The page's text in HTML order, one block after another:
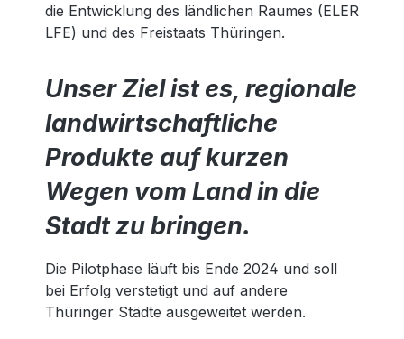
die Entwicklung des ländlichen Raumes (ELER
LFE) und des Freistaats Thüringen.
Unser Ziel ist es, regionale
landwirtschaftliche
Produkte auf kurzen
Wegen vom Land in die
Stadt zu bringen.
Die Pilotphase läuft bis Ende 2024 und soll
bei Erfolg verstetigt und auf andere
Thüringer Städte ausgeweitet werden.